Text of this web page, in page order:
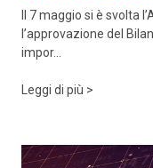
Il 7 maggio si è svolta
l’approvazione del
impor...
Leggi di più >